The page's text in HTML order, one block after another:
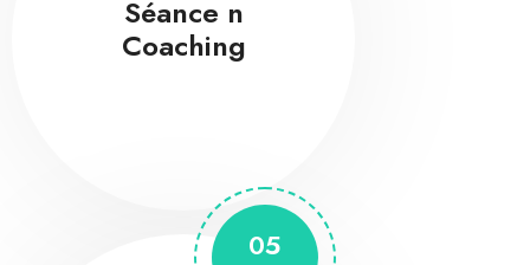
Séance n
Coaching
05